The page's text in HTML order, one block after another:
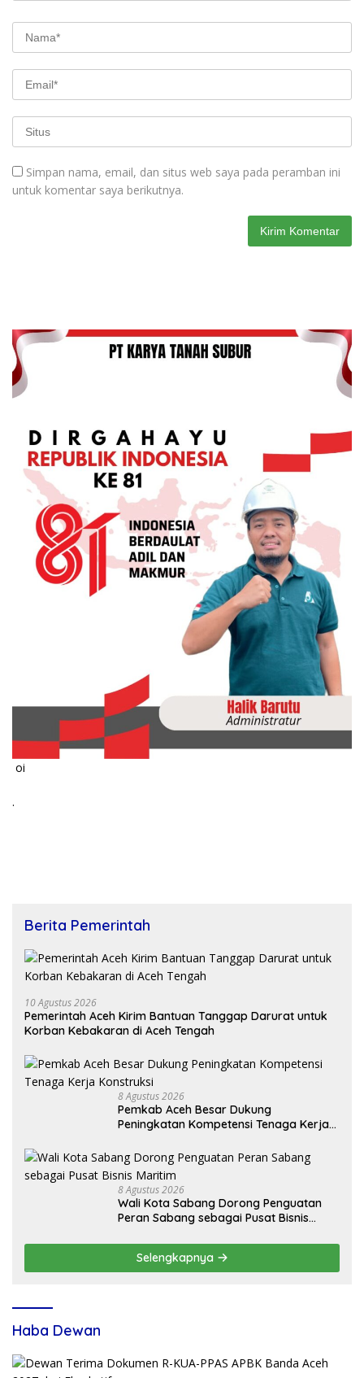
Simpan nama, email, dan situs web saya pada peramban ini
untuk komentar saya berikutnya.
oi
.
Berita Pemerintah
10 Agustus 2026
Pemerintah Aceh Kirim Bantuan Tanggap Darurat untuk
Korban Kebakaran di Aceh Tengah
8 Agustus 2026
Pemkab Aceh Besar Dukung
Peningkatan Kompetensi Tenaga Kerja
8 Agustus 2026
Wali Kota Sabang Dorong Penguatan
Peran Sabang sebagai Pusat Bisnis
Selengkapnya
Haba Dewan